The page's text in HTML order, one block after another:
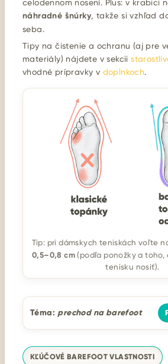
celodennom nosení. Plus: v krabici
náhradné šnúrky, takže si vzhľad
seba.
Tipy na čistenie a ochranu (aj pre
materiály) nájdete v sekcii
vhodné prípravky v doplnkoch.
Tip: pri dámskych teniskách voľte
0,5–0,8 cm (podľa ponožky a toho,
tenisku nosiť).
Téma: prechod na barefoot
KĽÚČOVÉ BAREFOOT VLASTNOSTI